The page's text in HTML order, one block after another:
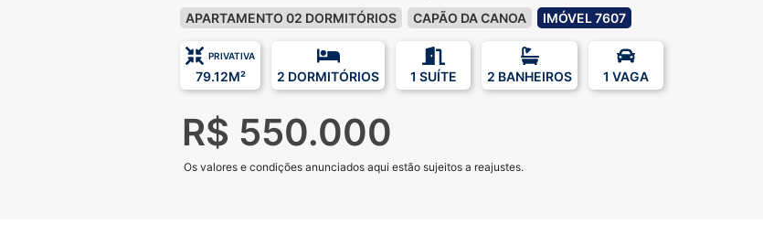
APARTAMENTO 02 DORMITÓRIOS CAPÃO DA CANOA IMÓVEL 7607
PRIVATIVA
79.12M² 2 DORMITÓRIOS 1 SUÍTE 2 BANHEIROS 1 VAGA
R$ 550.000
Os valores e condições anunciados aqui estão sujeitos a reajustes.